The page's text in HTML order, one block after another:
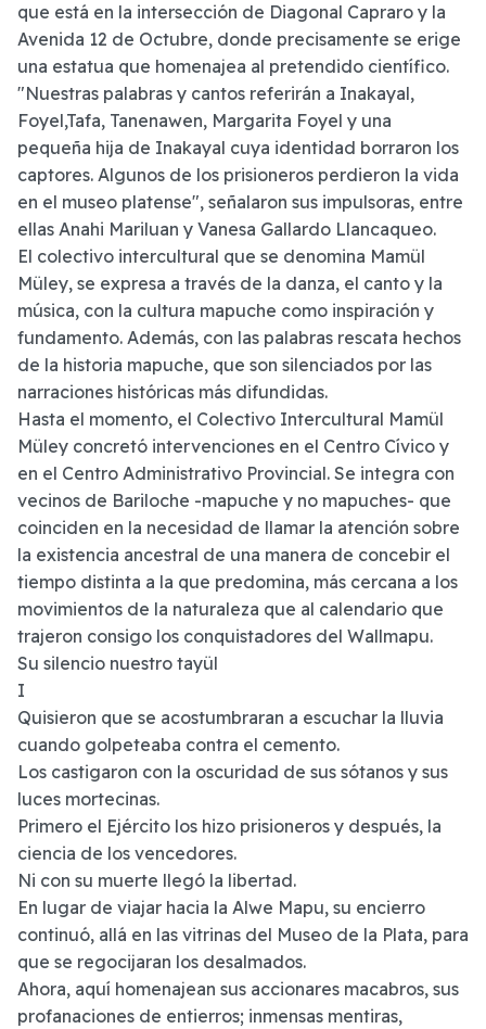
que está en la intersección de Diagonal Capraro y la
Avenida 12 de Octubre, donde precisamente se erige
una estatua que homenajea al pretendido científico.
"Nuestras palabras y cantos referirán a Inakayal,
Foyel,Tafa, Tanenawen, Margarita Foyel y una
pequeña hija de Inakayal cuya identidad borraron los
captores. Algunos de los prisioneros perdieron la vida
en el museo platense", señalaron sus impulsoras, entre
ellas Anahi Mariluan y Vanesa Gallardo Llancaqueo.
El colectivo intercultural que se denomina Mamül
Müley, se expresa a través de la danza, el canto y la
música, con la cultura mapuche como inspiración y
fundamento. Además, con las palabras rescata hechos
de la historia mapuche, que son silenciados por las
narraciones históricas más difundidas.
Hasta el momento, el Colectivo Intercultural Mamül
Müley concretó intervenciones en el Centro Cívico y
en el Centro Administrativo Provincial. Se integra con
vecinos de Bariloche -mapuche y no mapuches- que
coinciden en la necesidad de llamar la atención sobre
la existencia ancestral de una manera de concebir el
tiempo distinta a la que predomina, más cercana a los
movimientos de la naturaleza que al calendario que
trajeron consigo los conquistadores del Wallmapu.
Su silencio nuestro tayül
I
Quisieron que se acostumbraran a escuchar la lluvia
cuando golpeteaba contra el cemento.
Los castigaron con la oscuridad de sus sótanos y sus
luces mortecinas.
Primero el Ejército los hizo prisioneros y después, la
ciencia de los vencedores.
Ni con su muerte llegó la libertad.
En lugar de viajar hacia la Alwe Mapu, su encierro
continuó, allá en las vitrinas del Museo de la Plata, para
que se regocijaran los desalmados.
Ahora, aquí homenajean sus accionares macabros, sus
profanaciones de entierros; inmensas mentiras,